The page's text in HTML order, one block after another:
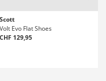
Scott
Volt Evo Flat Shoes
CHF 129,95